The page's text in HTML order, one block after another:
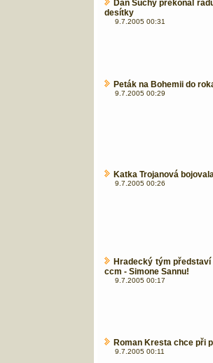
Dan Suchý překonal
desítky
9.7.2005 00:31
Peták na Bohemii do
9.7.2005 00:29
Katka Trojanová
9.7.2005 00:26
Hradecký tým
ccm - Simone Sannu!
9.7.2005 00:17
Roman Kresta chce při
9.7.2005 00:11